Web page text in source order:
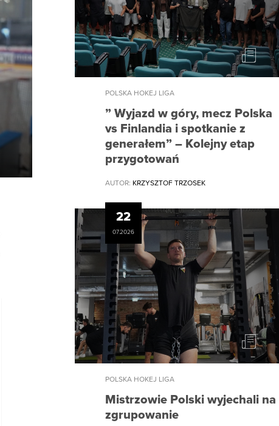
POLSKA HOKEJ LIGA
” Wyjazd w góry, mecz Polska
vs Finlandia i spotkanie z
generałem” – Kolejny etap
przygotowań
AUTOR: KRZYSZTOF TRZOSEK
22
07.2026
POLSKA HOKEJ LIGA
Mistrzowie Polski wyjechali na
zgrupowanie